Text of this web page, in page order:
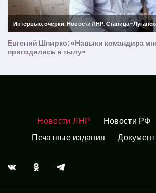
Новости ЛНР Новости РФ
Печатные издания